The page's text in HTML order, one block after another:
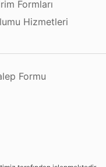
Formları
Hizmetleri
Formu